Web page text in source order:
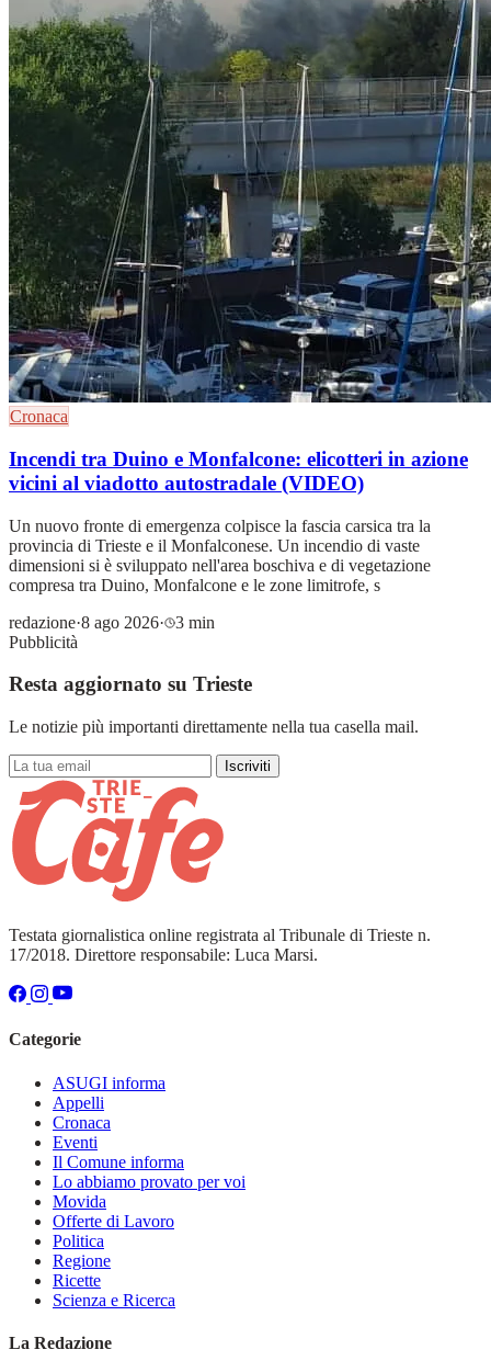
Cronaca
Incendi tra Duino e Monfalcone: elicotteri in azione
vicini al viadotto autostradale (VIDEO)
Un nuovo fronte di emergenza colpisce la fascia carsica tra la
provincia di Trieste e il Monfalconese. Un incendio di vaste
dimensioni si è sviluppato nell'area boschiva e di vegetazione
compresa tra Duino, Monfalcone e le zone limitrofe, s
redazione·8 ago 2026·
3 min
Pubblicità
Resta aggiornato su Trieste
Le notizie più importanti direttamente nella tua casella mail.
Iscriviti
Testata giornalistica online registrata al Tribunale di Trieste n.
17/2018. Direttore responsabile: Luca Marsi.
Categorie
ASUGI informa
Appelli
Cronaca
Eventi
Il Comune informa
Lo abbiamo provato per voi
Movida
Offerte di Lavoro
Politica
Regione
Ricette
Scienza e Ricerca
La Redazione